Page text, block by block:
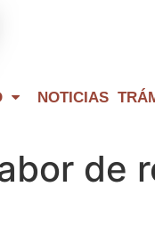
NOTICIAS
de